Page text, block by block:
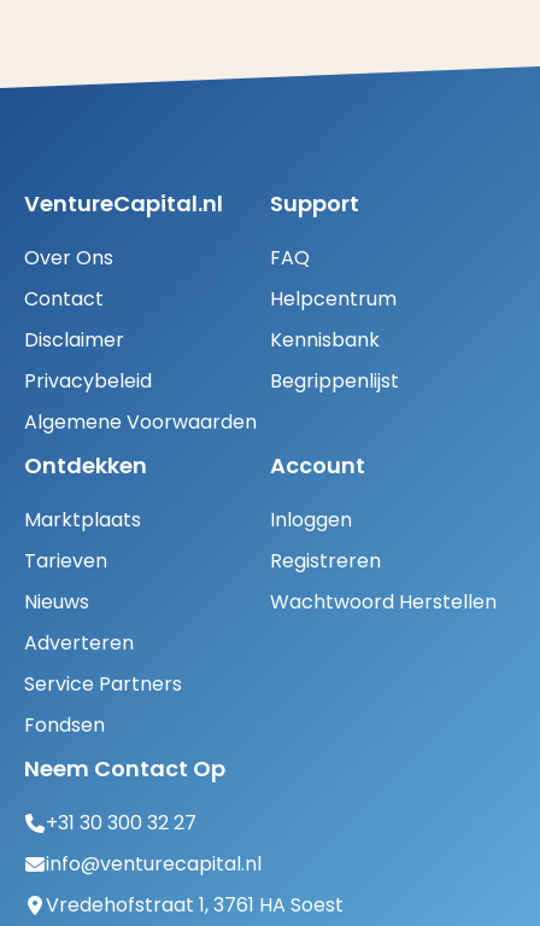
VentureCapital.nl
Over Ons
Contact
Disclaimer
Privacybeleid
Algemene Voorwaarden
Support
FAQ
Helpcentrum
Kennisbank
Begrippenlijst
Ontdekken
Marktplaats
Tarieven
Nieuws
Adverteren
Service Partners
Fondsen
Account
Inloggen
Registreren
Wachtwoord Herstellen
Neem Contact Op
+31 30 300 32 27
info@venturecapital.nl
Vredehofstraat 1, 3761 HA Soest